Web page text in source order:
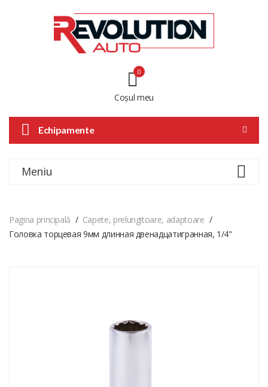
Coșul meu
0
Echipamente
Meniu
Pagina principală
Capete, prelungitoare, adaptoare
Головка торцевая 9мм длинная двенадцатигранная, 1/4"